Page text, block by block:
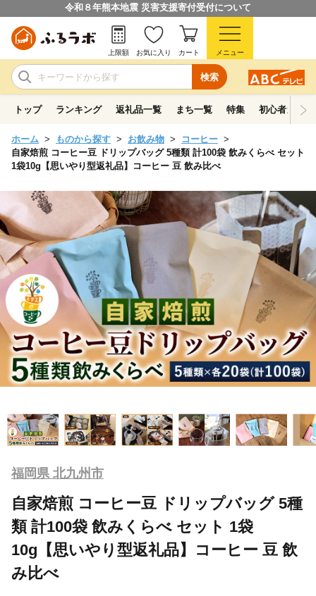
令和８年熊本地震 災害支援寄付受付について
検索
上限額 お気に入り カート メニュー
トップ ランキング 返礼品一覧 まち一覧 特集 初心者ガイド
ホーム ものから探す お飲み物
コーヒー
自家焙煎 コーヒー豆 ドリップバッグ 5種類 計100袋 飲みくらべ セット
1袋10g【思いやり型返礼品】コーヒー 豆 飲み比べ
福岡県 北九州市
自家焙煎 コーヒー豆 ドリップバッグ 5種
類 計100袋 飲みくらべ セット 1袋
10g【思いやり型返礼品】コーヒー 豆 飲
み比べ